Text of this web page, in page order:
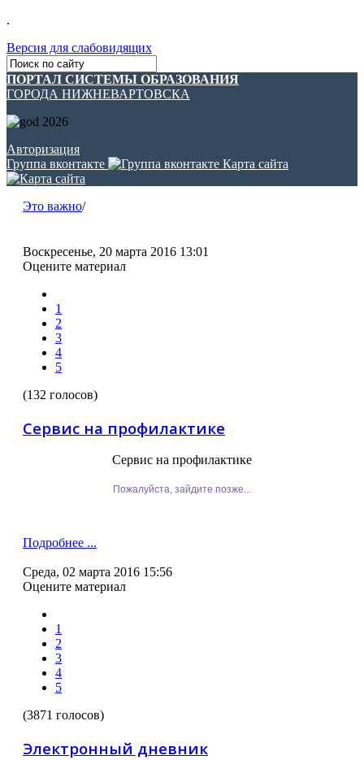
.
Версия для слабовидящих
ПОРТАЛ СИСТЕМЫ ОБРАЗОВАНИЯ
ГОРОДА НИЖНЕВАРТОВСКА
Авторизация
Группа вконтакте
Карта сайта
Это важно/
Воскресенье, 20 марта 2016 13:01
Оцените материал
1
2
3
4
5
(132 голосов)
Сервис на профилактике
Сервис на профилактике
Пожалуйста, зайдите позже...
Подробнее ...
Среда, 02 марта 2016 15:56
Оцените материал
1
2
3
4
5
(3871 голосов)
Электронный дневник